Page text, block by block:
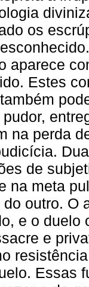
os
aparece
Estes
na perda
de
na meta
outro. O
e o duelo
e
Essas